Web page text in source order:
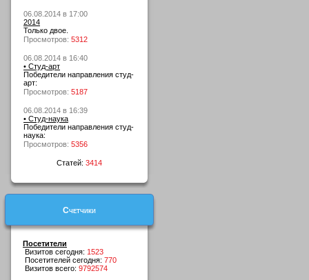
06.08.2014 в 17:00
2014
Только двое.
Просмотров: 5312
06.08.2014 в 16:40
• Студ-арт
Победители направления студ-
арт:
Просмотров: 5187
06.08.2014 в 16:39
• Студ-наука
Победители направления студ-
наука:
Просмотров: 5356
Статей: 3414
Счетчики
Посетители
Визитов сегодня: 1523
Посетителей сегодня: 770
Визитов всего: 9792574